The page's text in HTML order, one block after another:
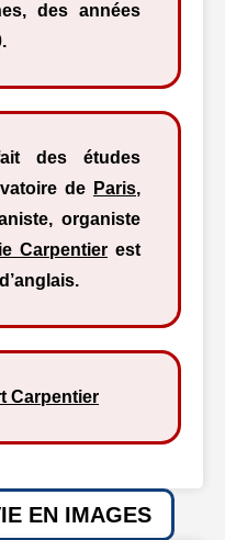
des années
des études
de Paris,
organiste
Carpentier est
Carpentier
EN IMAGES